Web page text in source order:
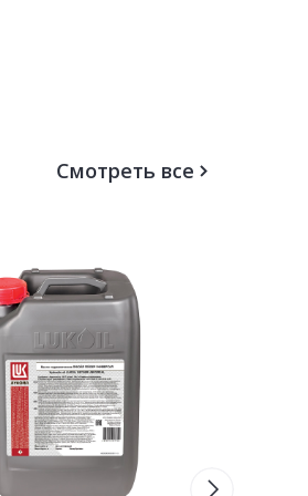
Смотреть все